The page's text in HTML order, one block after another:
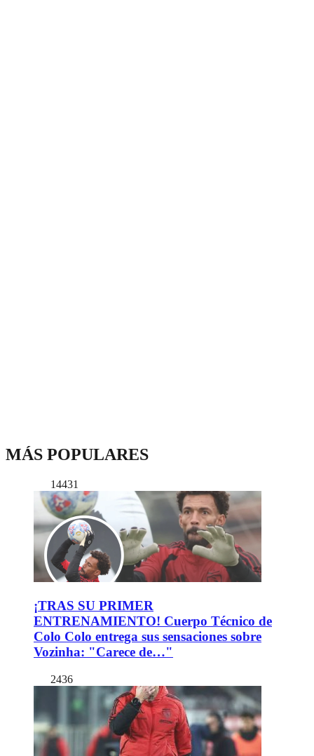
MÁS POPULARES
14431
¡TRAS SU PRIMER
ENTRENAMIENTO! Cuerpo Técnico de
Colo Colo entrega sus sensaciones sobre
Vozinha: "Carece de…"
2436